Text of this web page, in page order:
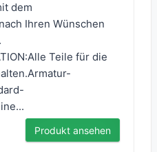
dem
Ihren Wünschen
Teile für die
Produkt ansehen